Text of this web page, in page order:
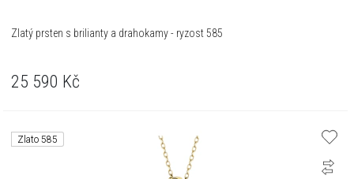
Zlatý prsten s brilianty a drahokamy - ryzost 585
25 590 Kč
Zlato 585